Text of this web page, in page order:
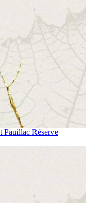
Pauillac Réserve